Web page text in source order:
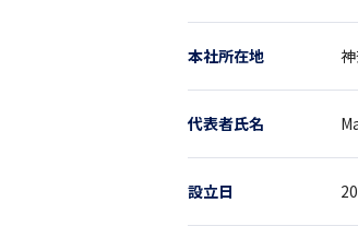
本社所在地
代表者氏名
設立日